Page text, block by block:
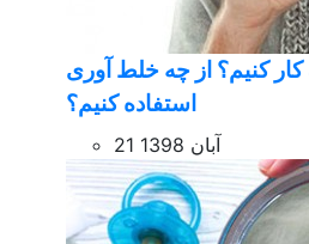
کنیم؟ از چه خلط آوری
استفاده کنیم؟
21 آبان 1398